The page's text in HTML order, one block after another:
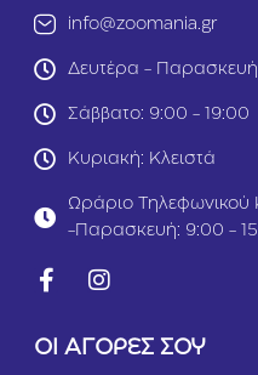
info@zoomania.gr
Δευτέρα -
Σάββατο: 9:00 - 19:00
Κυριακή: Κλειστά
Ωράριο Τηλεφωνικού
-Παρασκευή: 9:00 -
ΟΙ ΑΓΟΡΕΣ ΣΟΥ